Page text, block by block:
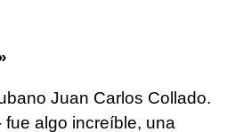
Juan Carlos Collado.
algo increíble, una